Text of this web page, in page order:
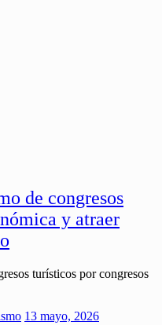
de congresos
y atraer
turísticos por congresos
13 mayo, 2026